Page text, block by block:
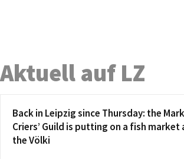
Aktuell auf LZ
Back in Leipzig since Thursday: the
Criers’ Guild is putting on a fish market
the Völki